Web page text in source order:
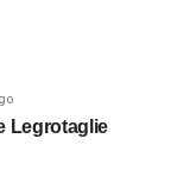
Legrotaglie